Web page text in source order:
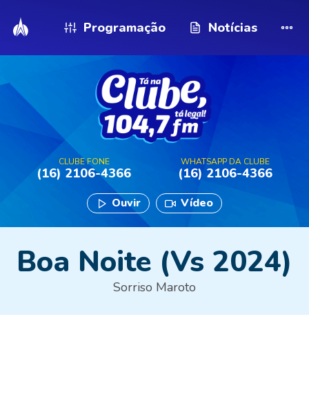
Programação Notícias
CLUBE FONE
(16) 2106-4366
WHATSAPP DA CLUBE
(16) 2106-4366
Ouvir Vídeo
Boa Noite (Vs 2024)
Sorriso Maroto